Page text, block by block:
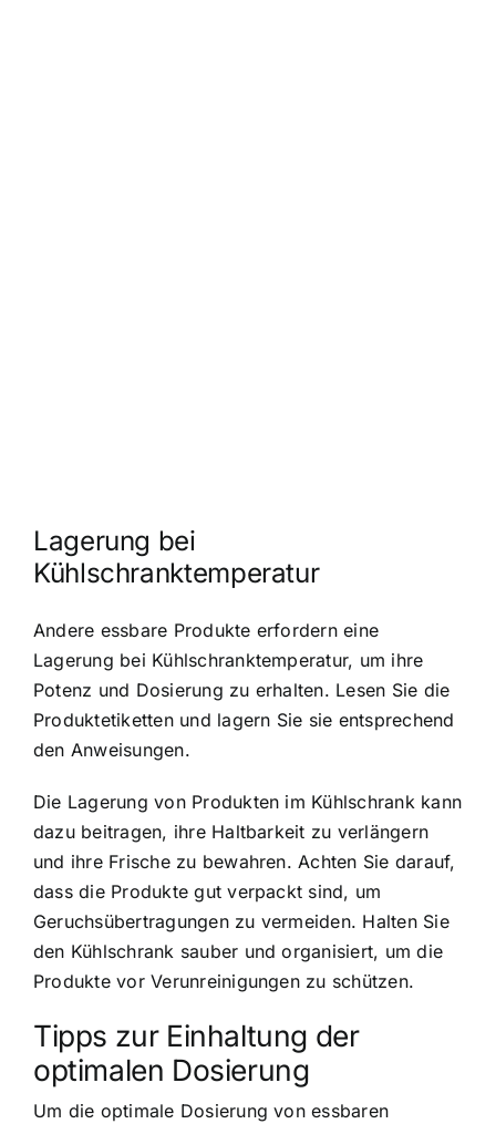
Lagerung bei
Kühlschranktemperatur
Andere essbare Produkte erfordern eine
Lagerung bei Kühlschranktemperatur, um ihre
Potenz und Dosierung zu erhalten. Lesen Sie die
Produktetiketten und lagern Sie sie entsprechend
den Anweisungen.
Die Lagerung von Produkten im Kühlschrank kann
dazu beitragen, ihre Haltbarkeit zu verlängern
und ihre Frische zu bewahren. Achten Sie darauf,
dass die Produkte gut verpackt sind, um
Geruchsübertragungen zu vermeiden. Halten Sie
den Kühlschrank sauber und organisiert, um die
Produkte vor Verunreinigungen zu schützen.
Tipps zur Einhaltung der
optimalen Dosierung
Um die optimale Dosierung von essbaren